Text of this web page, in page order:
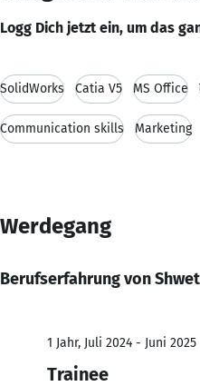
Logg Dich jetzt ein, um das
SolidWorks Catia V5 MS Office
Communication skills Marketing
Werdegang
Berufserfahrung von
1 Jahr, Juli 2024 - Juni 2025
Trainee